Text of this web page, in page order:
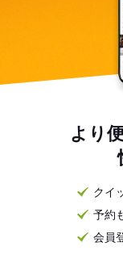
より
クイ
予約
会員